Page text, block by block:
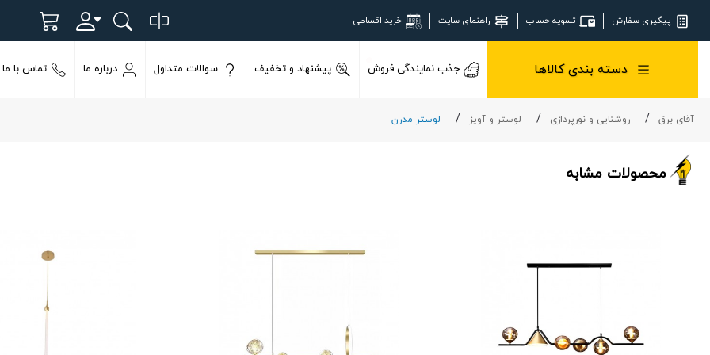
پیگیری سفارش تسویه حساب راهنمای سایت خرید اقساطی
دسته بندی کالاها جذب نمایندگی فروش پیشنهاد و تخفیف سوالات متداول درباره ما تماس با ما
آقای برق روشنایی و نورپردازی لوستر و آویز لوستر مدرن
محصولات مشابه